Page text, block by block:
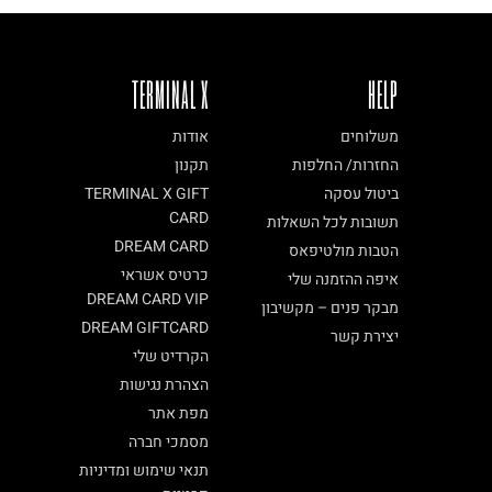
TERMINAL X
אודות
תקנון
TERMINAL X GIFT
CARD
DREAM CARD
כרטיס אשראי
DREAM CARD VIP
DREAM GIFTCARD
הקרדיט שלי
הצהרת נגישות
מפת אתר
מסמכי חברה
תנאי שימוש ומדיניות
HELP
משלוחים
החזרות/ החלפות
ביטול עסקה
תשובות לכל השאלות
הטבות מולטיפאס
איפה ההזמנה שלי
מבקר פנים – מקשיבון
יצירת קשר